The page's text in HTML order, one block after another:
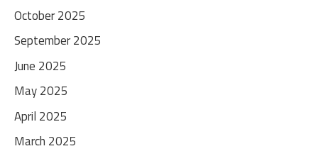
October 2025
September 2025
June 2025
May 2025
April 2025
March 2025